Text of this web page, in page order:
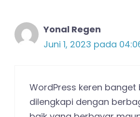
Yonal Regen
Juni 1, 2023 pada
WordPress keren banget
dilengkapi dengan